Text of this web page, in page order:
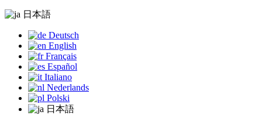
日本語
Deutsch
English
Français
Español
Italiano
Nederlands
Polski
日本語